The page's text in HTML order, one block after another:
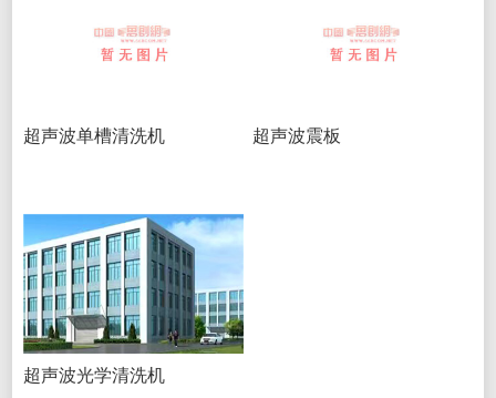
超声波单槽清洗机 超声波震板
超声波光学清洗机